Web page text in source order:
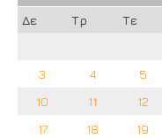
Δε
Τρ Τε
3
4 5
10
11 12
17
18 19